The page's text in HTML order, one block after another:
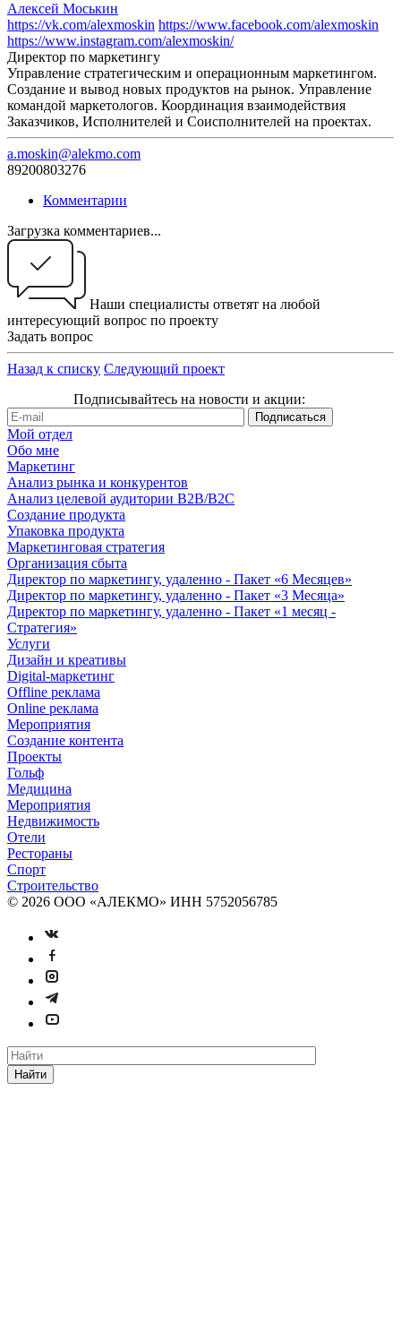
Алексей Моськин
https://vk.com/alexmoskin https://www.facebook.com/alexmoskin
https://www.instagram.com/alexmoskin/
Директор по маркетингу
Управление стратегическим и операционным маркетингом.
Создание и вывод новых продуктов на рынок. Управление
командой маркетологов. Координация взаимодействия
Заказчиков, Исполнителей и Соисполнителей на проектах.
a.moskin@alekmo.com
89200803276
Комментарии
Загрузка комментариев...
Наши специалисты ответят на любой
интересующий вопрос по проекту
Задать вопрос
Назад к списку Следующий проект
Подписывайтесь на новости и акции:
Мой отдел
Обо мне
Маркетинг
Анализ рынка и конкурентов
Анализ целевой аудитории B2B/B2C
Создание продукта
Упаковка продукта
Маркетинговая стратегия
Организация сбыта
Директор по маркетингу, удаленно - Пакет «6 Месяцев»
Директор по маркетингу, удаленно - Пакет «3 Месяца»
Директор по маркетингу, удаленно - Пакет «1 месяц -
Стратегия»
Услуги
Дизайн и креативы
Digital-маркетинг
Offline реклама
Online реклама
Мероприятия
Создание контента
Проекты
Гольф
Медицина
Мероприятия
Недвижимость
Отели
Рестораны
Спорт
Строительство
© 2026 ООО «АЛЕКМО» ИНН 5752056785
Найти